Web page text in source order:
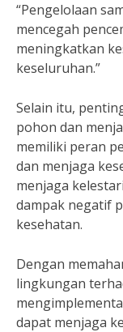
“Pengelolaan
mencegah
meningkatkan
keseluruhan.”
Selain itu,
pohon dan
memiliki peran
dan menjaga
menjaga
dampak negatif
kesehatan.
Dengan
lingkungan
dapat menjaga